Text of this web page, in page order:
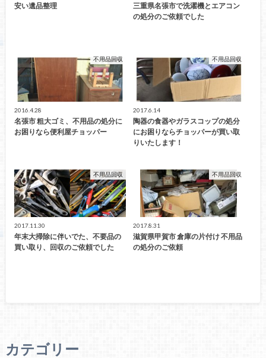
安い遺品整理
三重県名張市で洗濯機とエアコン
の処分のご依頼でした
不用品回収
2016.4.28
名張市 粗大ゴミ、不用品の処分に
お困りなら便利屋チョッパー
不用品回収
2017.6.14
陶器の食器やガラスコップの処分
にお困りならチョッパーが買い取
りいたします！
不用品回収
2017.11.30
年末大掃除に伴いでた、不要品の
買い取り、回収のご依頼でした
不用品回収
2017.8.31
滋賀県甲賀市 倉庫の片付け 不用品
の処分のご依頼
カテゴリー